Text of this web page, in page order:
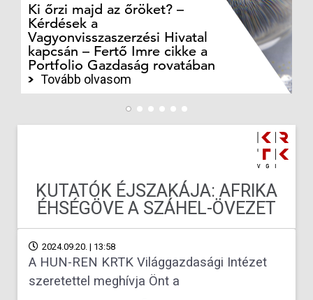
Ki őrzi majd az őröket? –
Kérdések a
Vagyonvisszaszerzési Hivatal
kapcsán – Fertő Imre cikke a
Portfolio Gazdaság rovatában
Tovább olvasom
KUTATÓK ÉJSZAKÁJA: AFRIKA
ÉHSÉGÖVE A SZÁHEL-ÖVEZET
2024.09.20. | 13:58
A HUN-REN KRTK Világgazdasági Intézet
szeretettel meghívja Önt a